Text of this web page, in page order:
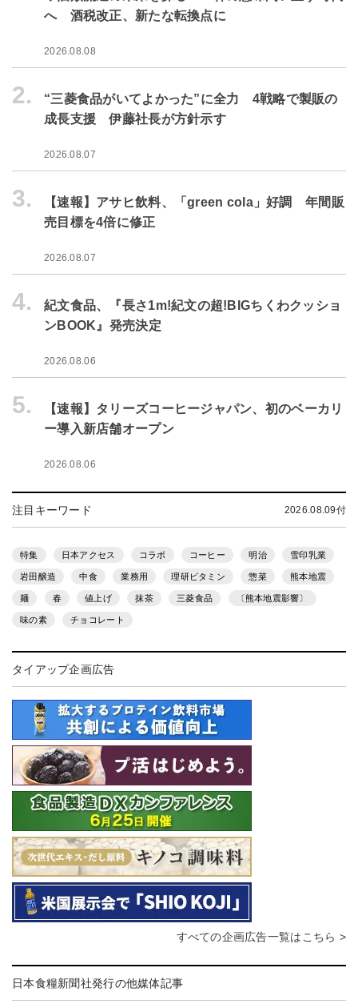
へ 酒税改正、新たな転換点に
2026.08.08
2.
“三菱食品がいてよかった”に全力 4戦略で製販の
成長支援 伊藤社長が方針示す
2026.08.07
3.
【速報】アサヒ飲料、「green cola」好調 年間販
売目標を4倍に修正
2026.08.07
4.
紀文食品、『長さ1m!紀文の超!BIGちくわクッショ
ンBOOK』発売決定
2026.08.06
5.
【速報】タリーズコーヒージャパン、初のベーカリ
ー導入新店舗オープン
2026.08.06
注目キーワード 2026.08.09付
特集 日本アクセス コラボ コーヒー 明治 雪印乳業
岩田醸造 中食 業務用 理研ビタミン 惣菜 熊本地震
麺 春 値上げ 抹茶 三菱食品 〔熊本地震影響〕
味の素 チョコレート
タイアップ企画広告
すべての企画広告一覧はこちら >
日本食糧新聞社発行の他媒体記事